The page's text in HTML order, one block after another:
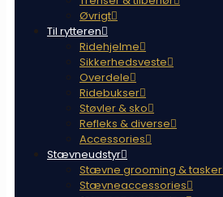
Øvrigt
Til rytteren
Ridehjelme
Sikkerhedsveste
Overdele
Ridebukser
Støvler & sko
Refleks & diverse
Accessories
Stævneudstyr
Stævne grooming & tasker
Stævneaccessories